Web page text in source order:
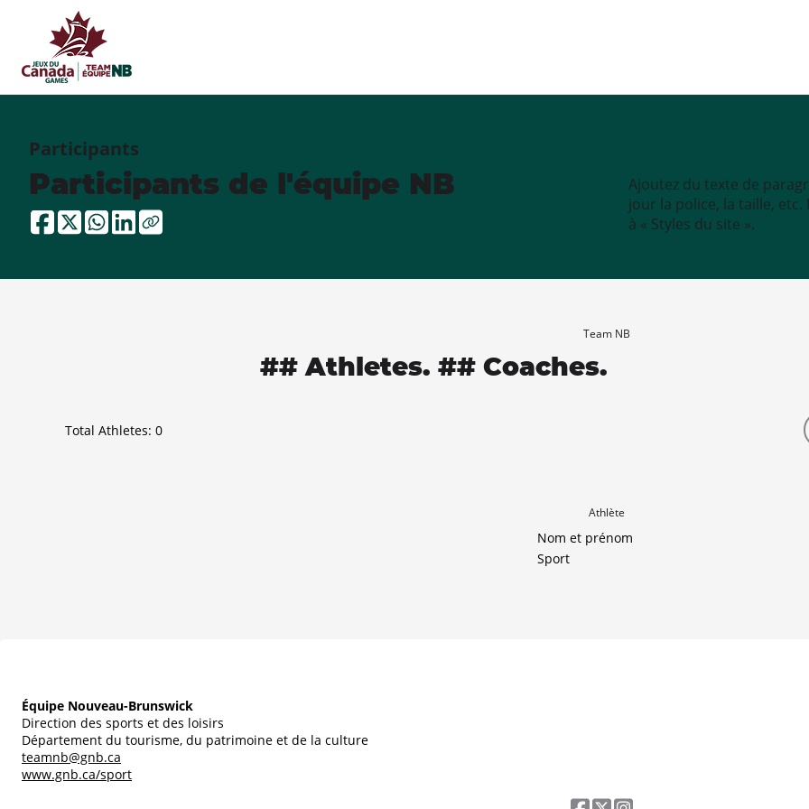
Participants
Participants de l'équipe NB
Ajoutez du texte de
jour la police, la taille,
à « Styles du site ».
Team NB
## Athletes. ## Coaches.
Total Athletes: 0
Athlète
Nom et prénom
Sport
Équipe Nouveau-Brunswick
Direction des sports et des loisirs
Département du tourisme, du patrimoine et de la culture
teamnb@gnb.ca
www.gnb.ca/sport